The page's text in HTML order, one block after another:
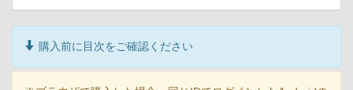
購入前に目次をご確認ください